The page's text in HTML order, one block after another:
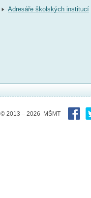
Adresáře školských institucí
© 2013 – 2026 MŠMT